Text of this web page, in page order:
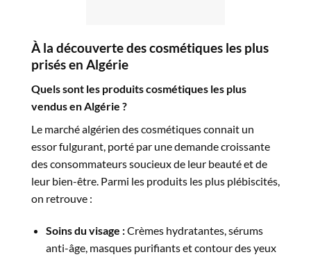
À la découverte des cosmétiques les plus
prisés en Algérie
Quels sont les produits cosmétiques les plus
vendus en Algérie ?
Le marché algérien des cosmétiques connait un
essor fulgurant, porté par une demande croissante
des consommateurs soucieux de leur beauté et de
leur bien-être. Parmi les produits les plus plébiscités,
on retrouve :
Soins du visage :Crèmes hydratantes, sérums
anti-âge, masques purifiants et contour des yeux